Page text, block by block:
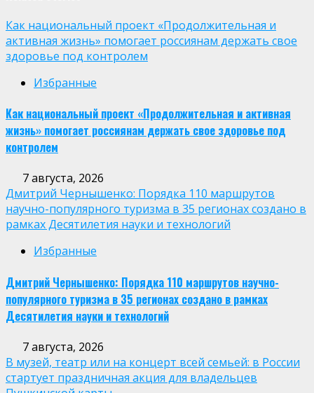
Как национальный проект «Продолжительная и
активная жизнь» помогает россиянам держать свое
здоровье под контролем
Избранные
Как национальный проект «Продолжительная и активная
жизнь» помогает россиянам держать свое здоровье под
контролем
7 августа, 2026
Дмитрий Чернышенко: Порядка 110 маршрутов
научно-популярного туризма в 35 регионах создано в
рамках Десятилетия науки и технологий
Избранные
Дмитрий Чернышенко: Порядка 110 маршрутов научно-
популярного туризма в 35 регионах создано в рамках
Десятилетия науки и технологий
7 августа, 2026
В музей, театр или на концерт всей семьей: в России
стартует праздничная акция для владельцев